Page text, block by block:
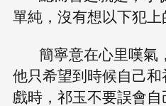
單純，沒有想以下犯上
簡寧意在心里嘆氣
他只希望到時候自己
戲時，祁玉不要誤會